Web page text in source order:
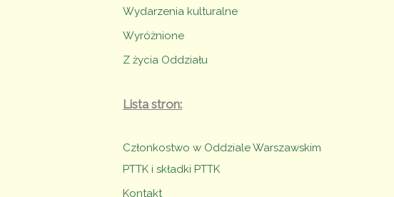
Wydarzenia kulturalne
Wyróżnione
Z życia Oddziału
Lista stron:
Członkostwo w Oddziale Warszawskim
PTTK i składki PTTK
Kontakt